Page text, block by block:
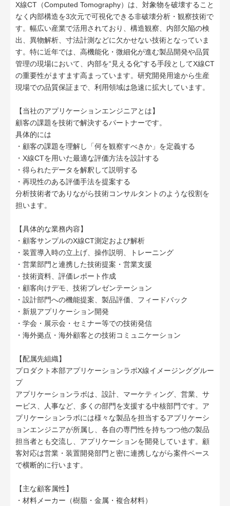
X線CT（Computed Tomography）は、対象物を破壊すること
なく内部構造を3次元で可視化できる非破壊分析・観察技術で
す。幅広い産業で活用されており、構造観察、内部欠陥の検
出、異物解析、寸法計測などに欠かせない技術となっていま
す。特に近年では、高機能化・微細化が進む製品開発や品質
管理の現場において、内部を“見える化”する手段としてX線CT
の重要性がますます高まっています。研究開発用途から生産
現場での品質保証まで、利用領域は急速に拡大しています。
【当社のアプリケーションエンジニアとは】
顧客の課題を技術で解決するパートナーです。
具体的には
・顧客の課題を理解し「何を観察すべきか」を定義する
・X線CTを用いた最適な評価方法を設計する
・得られたデータを解釈して説明する
・再現性のある評価手法を提案する
分析技術者でありながら技術コンサルタントのような役割を
担います。
【具体的な業務内容】
・顧客サンプルのX線CT測定および解析
・装置導入時の立上げ、操作説明、トレーニング
・営業部門と連携した技術提案・営業支援
・技術資料、評価レポート作成
・顧客向けデモ、技術プレゼンテーション
・設計部門への機能提案、製品評価、フィードバック
・新規アプリケーション開発
・学会・展示会・セミナー等での技術発信
・海外拠点・海外顧客との技術コミュニケーション
【配属先組織】
プロダクト本部アプリケーションラボX線イメージンググルー
プ
アプリケーションラボは、設計、マーケティング、営業、サ
ービス、人事など、多くの部門を支援する中核部門です。ア
プリケーションラボには様々な製品を担当するアプリケーシ
ョンエンジニアが所属し、各自の専門性を持ちつつ他の製品
担当者とも交流し、アプリケーションを開発しています。顧
客対応は営業・装置開発部門と密に連携しながら案件ベース
で横断的に行います。
【主な顧客属性】
・材料メーカー（樹脂・金属・複合材料）